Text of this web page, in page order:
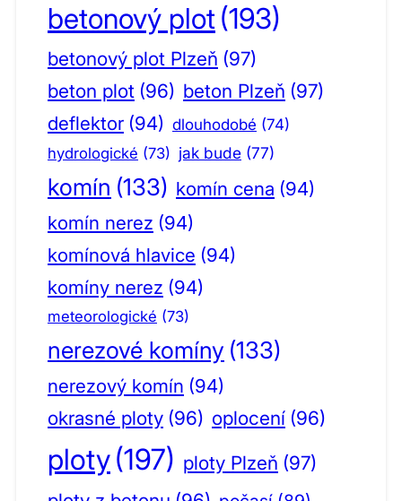
betonový plot (193)
betonový plot Plzeň (97)
beton plot (96) beton Plzeň (97)
deflektor (94) dlouhodobé (74)
hydrologické (73) jak bude (77)
komín (133) komín cena (94)
komín nerez (94)
komínová hlavice (94)
komíny nerez (94)
meteorologické (73)
nerezové komíny (133)
nerezový komín (94)
okrasné ploty (96) oplocení (96)
ploty(197) ploty Plzeň (97)